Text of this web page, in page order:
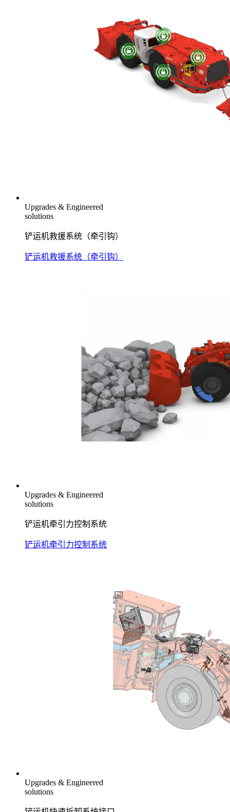
Upgrades & Engineered
solutions
铲运机救援系统（牵引钩）
铲运机救援系统（牵引钩）
Upgrades & Engineered
solutions
铲运机牵引力控制系统
铲运机牵引力控制系统
Upgrades & Engineered
solutions